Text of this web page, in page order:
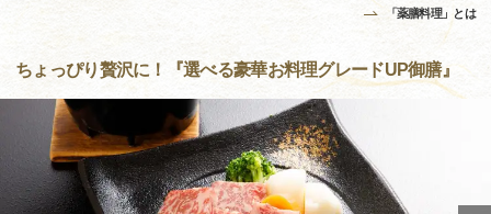
「薬膳料理」とは
ちょっぴり贅沢に！『選べる豪華お料理グレードUP御膳』